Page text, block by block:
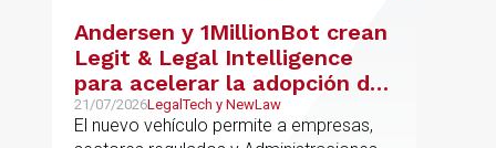
Andersen y 1MillionBot crean
Legit & Legal Intelligence
para acelerar la adopción de
IA con seguridad jurídica en
el marco regulatorio europeo
21/07/2026LegalTech y NewLaw
El nuevo vehículo permite a empresas,